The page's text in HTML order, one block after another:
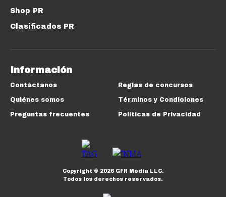
Shop PR
Clasificados PR
Información
Contáctanos
Quiénes somos
Preguntas frecuentes
Reglas de concursos
Términos y Condiciones
Políticas de Privacidad
Copyright © 2026GFR Media LLC.
Todos los derechos reservados.